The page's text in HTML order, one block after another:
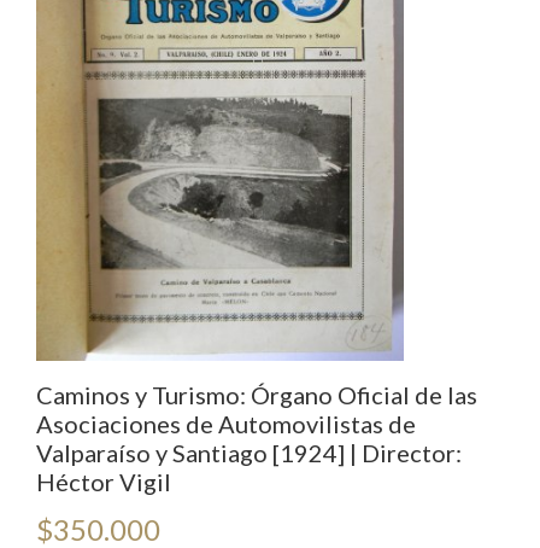
Caminos y Turismo: Órgano Oficial de las
Asociaciones de Automovilistas de
Valparaíso y Santiago [1924] | Director:
Héctor Vigil
$350.000